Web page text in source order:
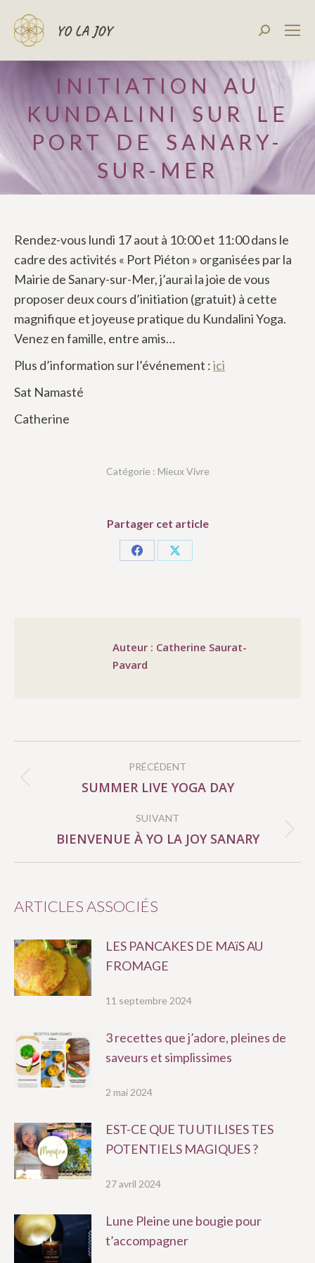
INITIATION AU
KUNDALINI SUR LE
PORT DE SANARY-
SUR-MER
Rendez-vous lundi 17 aout à 10:00 et 11:00 dans le
cadre des activités « Port Piéton » organisées par la
Mairie de Sanary-sur-Mer, j’aurai la joie de vous
proposer deux cours d’initiation (gratuit) à cette
magnifique et joyeuse pratique du Kundalini Yoga.
Venez en famille, entre amis…
Plus d’information sur l’événement :ici
Sat Namasté
Catherine
Catégorie : Mieux Vivre
Partager cet article
PartagerPartager
Auteur : Catherine Saurat-
Pavard
ARTICLE
PRÉCÉDENT
Article
:
SUMMER LIVE YOGA DAY
SUIVANT
Article
BIENVENUE À YO LA JOY SANARY
ARTICLES ASSOCIÉS
LES PANCAKES DE MAïS AU
FROMAGE
11 septembre 2024
3 recettes que j’adore, pleines de
saveurs et simplissimes
2 mai 2024
EST-CE QUE TU UTILISES TES
POTENTIELS MAGIQUES ?
27 avril 2024
Lune Pleine une bougie pour
t’accompagner